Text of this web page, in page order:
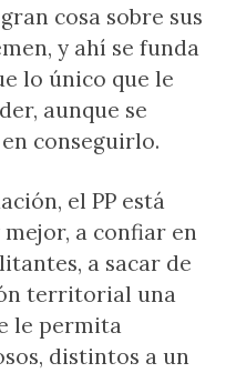
cosa sobre sus
y ahí se funda
lo único que le
aunque se
conseguirlo.
el PP está
a confiar en
a sacar de
territorial una
le permita
distintos a un